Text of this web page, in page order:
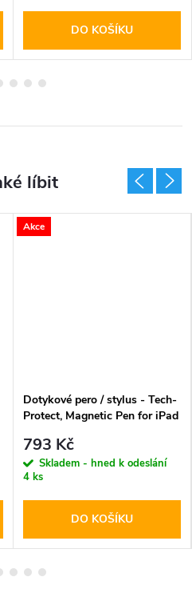
DO KOŠÍKU
Akce
Dotykové pero / stylus - Tech-
Protect, Magnetic Pen for iPad
793 Kč
Skladem - hned k odeslání
4 ks
DO KOŠÍKU